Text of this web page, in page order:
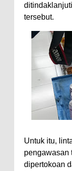
tersebut.
Untuk itu,
pengawasan
dipertokoan